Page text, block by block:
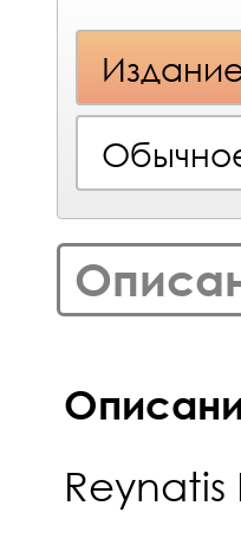
Reynatis